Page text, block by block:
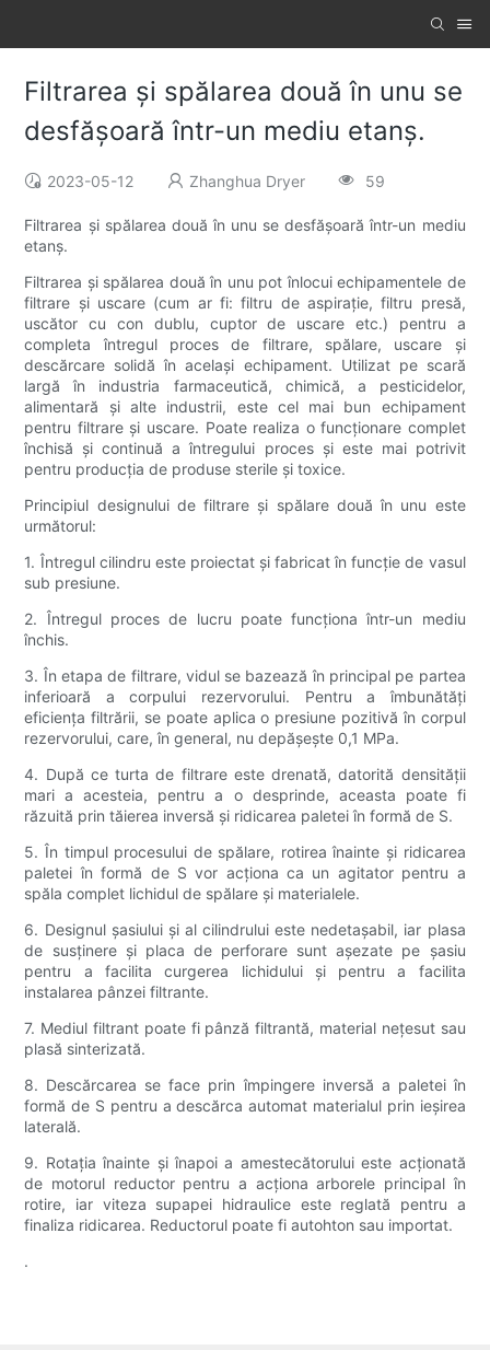
Filtrarea și spălarea două în unu se
desfășoară într-un mediu etanș.
2023-05-12 Zhanghua Dryer 59
Filtrarea și spălarea două în unu se desfășoară într-un mediu
etanș.
Filtrarea și spălarea două în unu pot înlocui echipamentele de
filtrare și uscare (cum ar fi: filtru de aspirație, filtru presă,
uscător cu con dublu, cuptor de uscare etc.) pentru a
completa întregul proces de filtrare, spălare, uscare și
descărcare solidă în același echipament. Utilizat pe scară
largă în industria farmaceutică, chimică, a pesticidelor,
alimentară și alte industrii, este cel mai bun echipament
pentru filtrare și uscare. Poate realiza o funcționare complet
închisă și continuă a întregului proces și este mai potrivit
pentru producția de produse sterile și toxice.
Principiul designului de filtrare și spălare două în unu este
următorul:
1. Întregul cilindru este proiectat și fabricat în funcție de vasul
sub presiune.
2. Întregul proces de lucru poate funcționa într-un mediu
închis.
3. În etapa de filtrare, vidul se bazează în principal pe partea
inferioară a corpului rezervorului. Pentru a îmbunătăți
eficiența filtrării, se poate aplica o presiune pozitivă în corpul
rezervorului, care, în general, nu depășește 0,1 MPa.
4. După ce turta de filtrare este drenată, datorită densității
mari a acesteia, pentru a o desprinde, aceasta poate fi
răzuită prin tăierea inversă și ridicarea paletei în formă de S.
5. În timpul procesului de spălare, rotirea înainte și ridicarea
paletei în formă de S vor acționa ca un agitator pentru a
spăla complet lichidul de spălare și materialele.
6. Designul șasiului și al cilindrului este nedetașabil, iar plasa
de susținere și placa de perforare sunt așezate pe șasiu
pentru a facilita curgerea lichidului și pentru a facilita
instalarea pânzei filtrante.
7. Mediul filtrant poate fi pânză filtrantă, material nețesut sau
plasă sinterizată.
8. Descărcarea se face prin împingere inversă a paletei în
formă de S pentru a descărca automat materialul prin ieșirea
laterală.
9. Rotația înainte și înapoi a amestecătorului este acționată
de motorul reductor pentru a acționa arborele principal în
rotire, iar viteza supapei hidraulice este reglată pentru a
finaliza ridicarea. Reductorul poate fi autohton sau importat.
.